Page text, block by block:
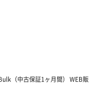
（中古保証1ヶ月間） WEB販